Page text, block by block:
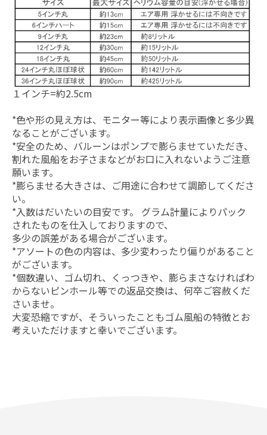
１インチ=約2.5cm
*色や形の見え方は、モニター等により表示画像と多少異
なることがございます。
*安全のため、バルーンはポンプで膨らませていただき、
割れた風船をお子さまなどがお口に入れないようご注意
願います。
*膨らませる大きさは、ご用途に合わせて調節してくださ
い。
*入数はだいたいの目安です。 グラム計量によりパック
されたものを仕入しておりますので、
多少の誤差がある場合がございます。
*アソートの色の内容は、多少変わったり偏りがあること
がございます。
*個数違い、ゴム切れ、くっつきや、膨らまさなければわ
からないピンホール等での返品交換は、何卒ご容赦くだ
さいませ。
大変恐縮ですが、そういったこともゴム風船の特徴とお
考えいただけますと幸いでございます。